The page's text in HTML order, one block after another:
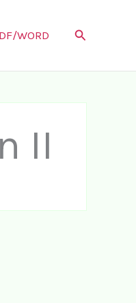
WORD Suchen
II